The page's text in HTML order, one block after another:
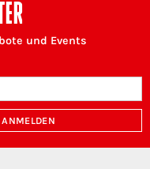
und Events